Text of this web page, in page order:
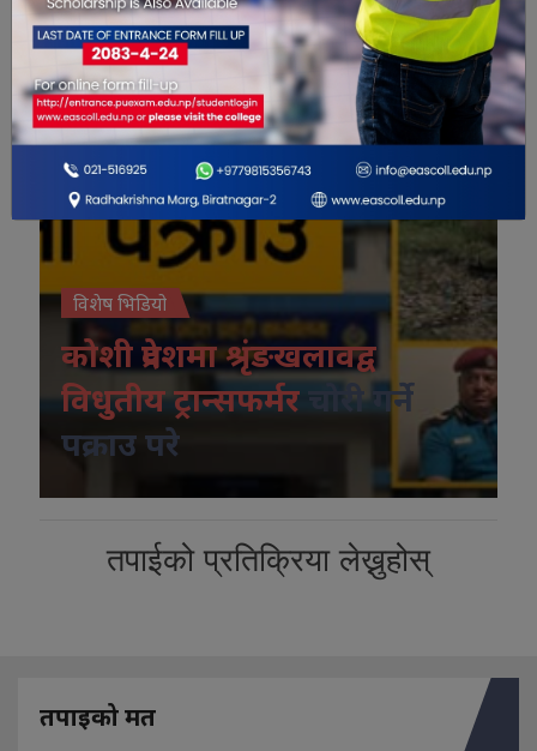
विशेष भिडियो
कोशी प्रदेशमा श्रृंङखलावद्व
विधुतीय ट्रान्सफर्मर
चोरी गर्ने
पक्राउ परे
तपाईको प्रतिक्रिया लेख्नुहोस्
तपाइको मत